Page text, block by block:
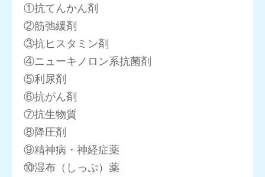
①抗てんかん剤
②筋弛緩剤
③抗ヒスタミン剤
④ニューキノロン系抗菌剤
⑤利尿剤
⑥抗がん剤
⑦抗生物質
⑧降圧剤
⑨精神病・神経症薬
⑩湿布（しっぷ）薬